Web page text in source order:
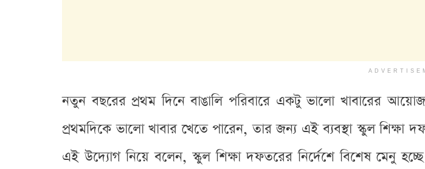
নতুন বছরের প্রথম দিনে বাঙালি পরিবারে একটু ভালো খাবারের
প্রথমদিকে ভালো খাবার খেতে পারেন, তার জন্য এই ব্যবস্থা স্কুল শিক্ষা
এই উদ্যোগ নিয়ে বলেন, স্কুল শিক্ষা দফতরের নির্দেশে বিশেষ মেনু